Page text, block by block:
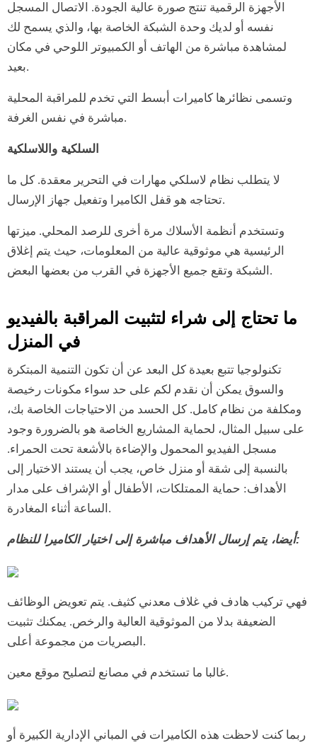
الأجهزة الرقمية تنتج صورة عالية الجودة. الاتصال المسجل
نفسه أو لديك وحدة الشبكة الخاصة بها، والذي يسمح لك
لمشاهدة مباشرة من الهاتف أو الكمبيوتر اللوحي في مكان
بعيد.
وتسمى نظائرها كاميرات أبسط التي تخدم للمراقبة المحلية
مباشرة في نفس الغرفة.
السلكية واللاسلكية
لا يتطلب نظام لاسلكي مهارات في التحرير معقدة. كل ما
تحتاجه هو قفل الكاميرا وتفعيل جهاز الإرسال.
وتستخدم أنظمة الأسلاك مرة أخرى للرصد المحلي. ميزتها
الرئيسية هي موثوقية عالية من المعلومات، حيث يتم إغلاق
الشبكة وتقع جميع الأجهزة في القرب من بعضها البعض.
ما تحتاج إلى شراء لتثبيت المراقبة بالفيديو
في المنزل
تكنولوجيا تتبع بعيدة كل البعد عن أن تكون التنمية المبتكرة
والسوق يمكن أن نقدم لكم على حد سواء مكونات رخيصة
ومكلفة من نظام كامل. كل الحسد من الاحتياجات الخاصة بك،
على سبيل المثال، لحماية المشاريع الخاصة هو بالضرورة وجود
مسجل الفيديو المحمول والإضاءة بالأشعة تحت الحمراء.
بالنسبة إلى شقة أو منزل خاص، يجب أن يستند الاختيار إلى
الأهداف: حماية الممتلكات، الأطفال أو الإشراف على مدار
الساعة أثناء المغادرة.
أيضا، يتم إرسال الأهداف مباشرة إلى اختيار الكاميرا للنظام:
فهي تركيب هادف في غلاف معدني كثيف. يتم تعويض الوظائف
الضعيفة بدلا من الموثوقية العالية والرخص. يمكنك تثبيت
البصريات من مجموعة أعلى.
غالبا ما تستخدم في مصانع لتصليح موقع معين.
ربما كنت لاحظت هذه الكاميرات في المباني الإدارية الكبيرة أو